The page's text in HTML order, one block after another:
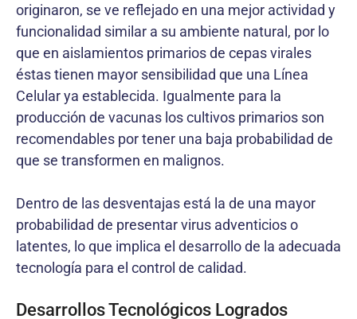
originaron, se ve reflejado en una mejor actividad y
funcionalidad similar a su ambiente natural, por lo
que en aislamientos primarios de cepas virales
éstas tienen mayor sensibilidad que una Línea
Celular ya establecida. Igualmente para la
producción de vacunas los cultivos primarios son
recomendables por tener una baja probabilidad de
que se transformen en malignos.
Dentro de las desventajas está la de una mayor
probabilidad de presentar virus adventicios o
latentes, lo que implica el desarrollo de la adecuada
tecnología para el control de calidad.
Desarrollos Tecnológicos Logrados